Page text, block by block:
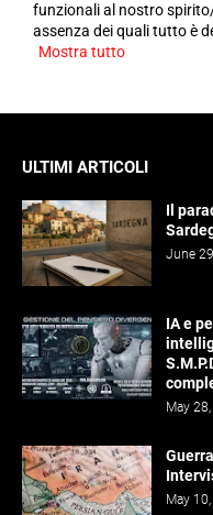
funzionali al nostro
assenza dei quali tutto è
Mostra tutto
ULTIMI ARTICOLI
Il
June
IA e
May
May